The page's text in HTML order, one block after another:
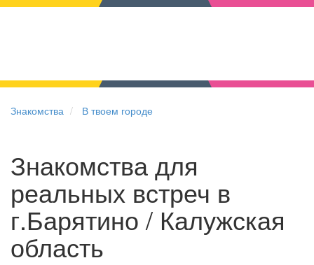
Знакомства В твоем городе
Знакомства для
реальных встреч в
г.Барятино / Калужская
область